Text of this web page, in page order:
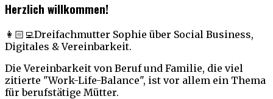
Herzlich willkommen!
👩🏻‍💻Dreifachmutter Sophie über Social Business,
Digitales & Vereinbarkeit.
Die Vereinbarkeit von Beruf und Familie, die viel
zitierte "Work-Life-Balance", ist vor allem ein Thema
für berufstätige Mütter.